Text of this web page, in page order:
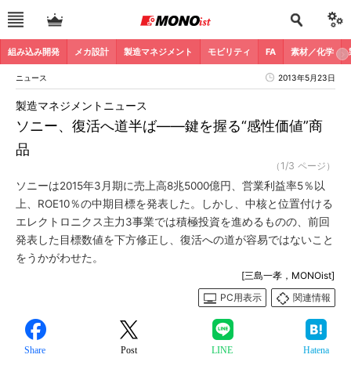
組み込み開発 メカ設計 製造マネジメント モビリティ FA 素材／化学
ニュース 2013年5月23日
ソニー、復活へ道半ば――鍵を握る“感性価値”商
品
製造マネジメントニュース
（1/3 ページ）
ソニーは2015年3月期に売上高8兆5000億円、営業利益率5％以
上、ROE10％の中期目標を発表した。しかし、中核と位置付ける
エレクトロニクス主力3事業では積極投資を進めるものの、前回
発表した目標数値を下方修正し、復活への道が容易ではないこと
をうかがわせた。
[三島一孝，MONOist]
PC用表示
関連情報
Share Post LINE Hatena